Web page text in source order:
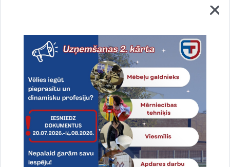
Vai šī informācija bija noderīga?